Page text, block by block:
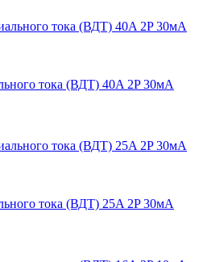
тока (ВДТ) 40A 2P 30мА
тока (ВДТ) 25A 2P 30мА